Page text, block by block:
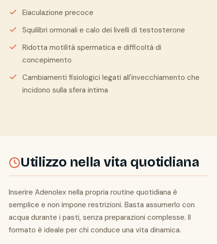
Eiaculazione precoce
Squilibri ormonali e calo dei livelli di testosterone
Ridotta motilità spermatica e difficoltà di
concepimento
Cambiamenti fisiologici legati all'invecchiamento che
incidono sulla sfera intima
Utilizzo nella vita quotidiana
Inserire Adenolex nella propria routine quotidiana è
semplice e non impone restrizioni. Basta assumerlo con
acqua durante i pasti, senza preparazioni complesse. Il
formato è ideale per chi conduce una vita dinamica.